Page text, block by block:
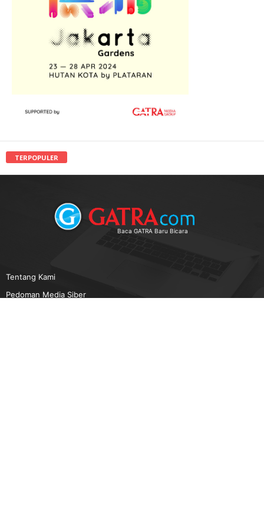
TERPOPULER
Baca GATRA Baru Bicara
Tentang Kami
Pedoman Media Siber